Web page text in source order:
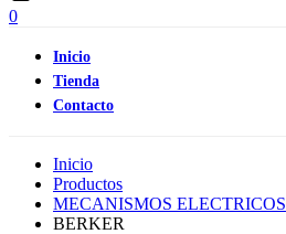
0
Inicio
Tienda
Contacto
Inicio
Productos
MECANISMOS ELECTRICOS
BERKER